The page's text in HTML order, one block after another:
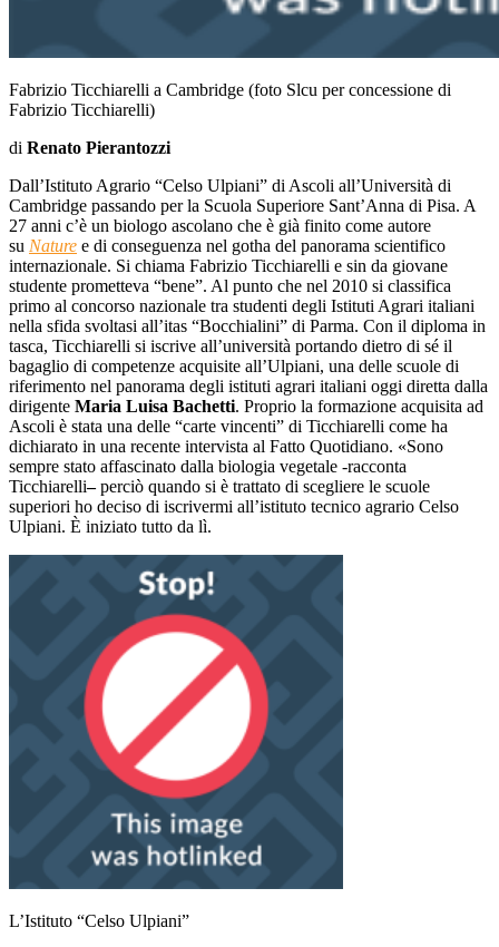
Fabrizio Ticchiarelli a Cambridge (foto Slcu per concessione di
Fabrizio Ticchiarelli)
di Renato Pierantozzi
Dall’Istituto Agrario “Celso Ulpiani” di Ascoli all’Università di
Cambridge passando per la Scuola Superiore Sant’Anna di Pisa. A
27 anni c’è un biologo ascolano che è già finito come autore
su Nature e di conseguenza nel gotha del panorama scientifico
internazionale. Si chiama Fabrizio Ticchiarelli e sin da giovane
studente prometteva “bene”. Al punto che nel 2010 si classifica
primo al concorso nazionale tra studenti degli Istituti Agrari italiani
nella sfida svoltasi all’itas “Bocchialini” di Parma. Con il diploma in
tasca, Ticchiarelli si iscrive all’università portando dietro di sé il
bagaglio di competenze acquisite all’Ulpiani, una delle scuole di
riferimento nel panorama degli istituti agrari italiani oggi diretta dalla
dirigente Maria Luisa Bachetti. Proprio la formazione acquisita ad
Ascoli è stata una delle “carte vincenti” di Ticchiarelli come ha
dichiarato in una recente intervista al Fatto Quotidiano. «Sono
sempre stato affascinato dalla biologia vegetale -racconta
Ticchiarelli–perciò quando si è trattato di scegliere le scuole
superiori ho deciso di iscrivermi all’istituto tecnico agrario Celso
Ulpiani. È iniziato tutto da lì.
L’Istituto “Celso Ulpiani”